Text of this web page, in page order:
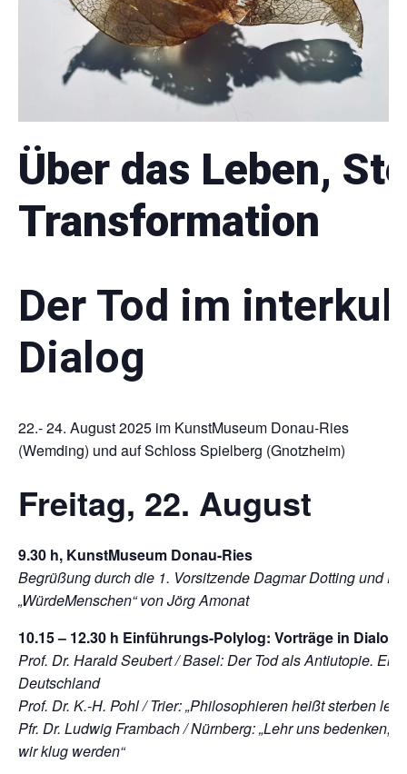
Über das Leben,
Transformation
Der Tod im
Dialog
22.- 24. August 2025 im KunstMuseum Donau-Ries
(Wemding) und auf Schloss Spielberg (Gnotzheim)
Freitag, 22. August
9.30 h, KunstMuseum Donau-Ries
Begrüßung durch die 1. Vorsitzende Dagmar Dotting und
„WürdeMenschen“ von Jörg Amonat
10.15 – 12.30 h Einführungs-Polylog: Vorträge in
Prof. Dr. Harald Seubert / Basel: Der Tod als Antiutopie.
Deutschland
Prof. Dr. K.-H. Pohl / Trier: „Philosophieren heißt sterben
Pfr. Dr. Ludwig Frambach / Nürnberg: „Lehr uns bedenken,
wir klug werden“